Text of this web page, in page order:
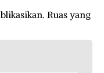
Ruas yang